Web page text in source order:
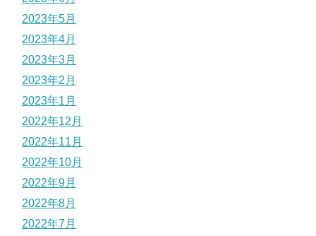
2023年5月
2023年4月
2023年3月
2023年2月
2023年1月
2022年12月
2022年11月
2022年10月
2022年9月
2022年8月
2022年7月